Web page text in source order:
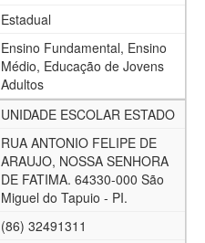
Estadual
Ensino Fundamental, Ensino
Médio, Educação de Jovens
Adultos
UNIDADE ESCOLAR ESTADO
RUA ANTONIO FELIPE DE
ARAUJO, NOSSA SENHORA
DE FATIMA. 64330-000 São
Miguel do Tapuio - PI.
(86) 32491311